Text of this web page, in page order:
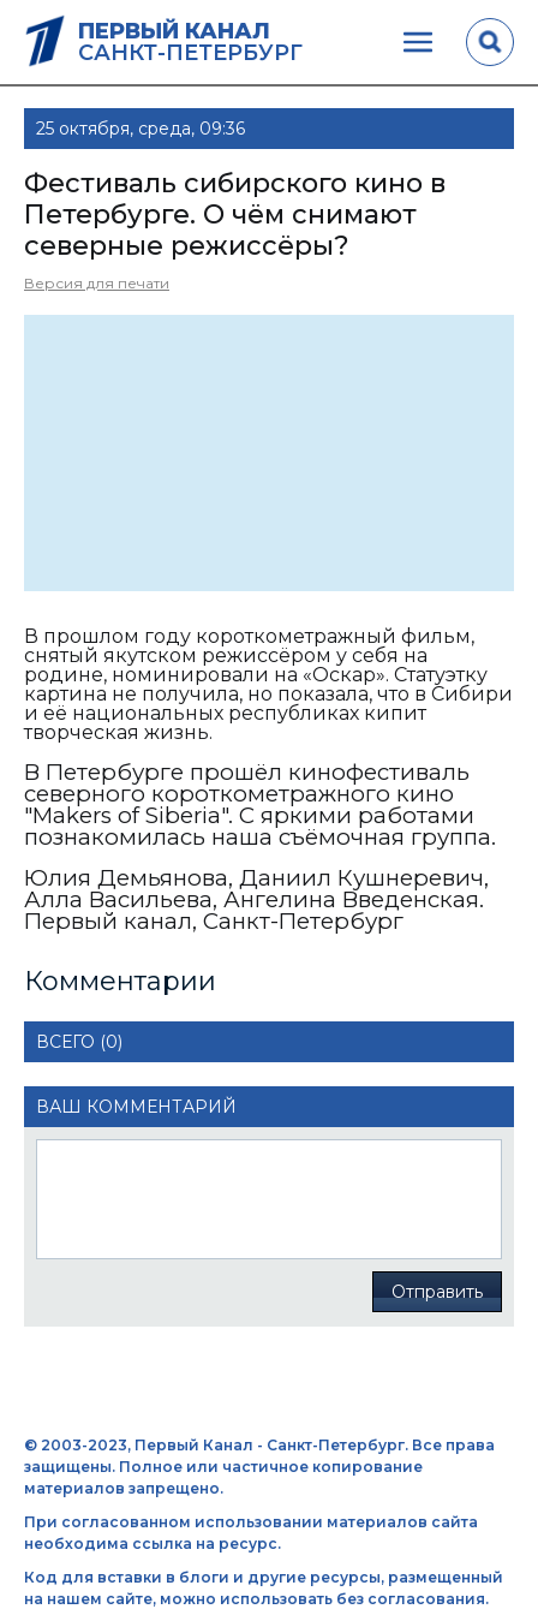
ПЕРВЫЙ КАНАЛ
САНКТ-ПЕТЕРБУРГ
25 октября, среда, 09:36
Фестиваль сибирского кино в
Петербурге. О чём снимают
северные режиссёры?
Версия для печати
В прошлом году короткометражный фильм,
снятый якутском режиссёром у себя на
родине, номинировали на «Оскар». Статуэтку
картина не получила, но показала, что в Сибири
и её национальных республиках кипит
творческая жизнь.
В Петербурге прошёл кинофестиваль
северного короткометражного кино
"Мakers of Siberia". С яркими работами
познакомилась наша съёмочная группа.
Юлия Демьянова, Даниил Кушнеревич,
Алла Васильева, Ангелина Введенская.
Первый канал, Санкт-Петербург
Комментарии
ВСЕГО (0)
ВАШ КОММЕНТАРИЙ
Отправить
© 2003-2023, Первый Канал - Санкт-Петербург. Все права
защищены. Полное или частичное копирование
материалов запрещено.
При согласованном использовании материалов сайта
необходима ссылка на ресурс.
Код для вставки в блоги и другие ресурсы, размещенный
на нашем сайте, можно использовать без согласования.